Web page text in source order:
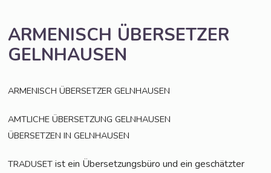
ARMENISCH ÜBERSETZER
GELNHAUSEN
ARMENISCH ÜBERSETZER GELNHAUSEN
AMTLICHE ÜBERSETZUNG GELNHAUSEN
ÜBERSETZEN IN GELNHAUSEN
TRADUSET ist ein Über­set­zungs­bü­ro und ein geschätz­ter